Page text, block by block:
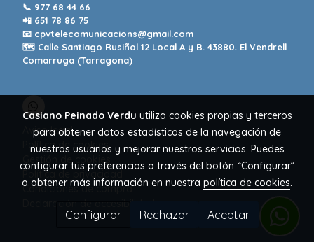
📞 977 68 44 66
📲 651 78 86 75
📧 cpvtelecomunicacions@gmail.com
🗺️ Calle Santiago Rusiñol 12 Local A y B. 43880. El Vendrell
Comarruga (Tarragona)
Aviso legal
Política de cookies
Gestión de cookies
Política de privacidad
Condiciones de compra
Casiano Peinado Verdu utiliza cookies propias y terceros
para obtener datos estadísticos de la navegación de
nuestros usuarios y mejorar nuestros servicios. Puedes
configurar tus preferencias a través del botón “Configurar”
o obtener más información en nuestra política de cookies.
Configurar Rechazar Aceptar